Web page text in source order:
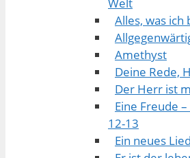
Alles, was ich
Amethyst
Deine Rede,
Der Herr ist
Eine Freude
12-13
Ein neues